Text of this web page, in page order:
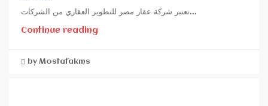
تعتبر شركة عقار مصر للتطوير العقاري من الشركات...
Continue reading
by Mostafakms